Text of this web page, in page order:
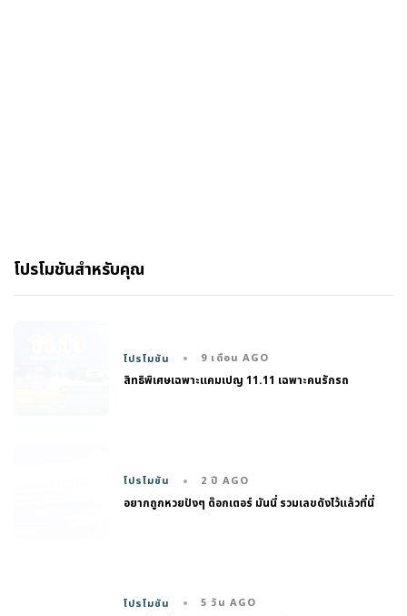
โปรโมชันสำหรับคุณ
โปรโมชัน 9 เดือน AGO
สิทธิพิเศษเฉพาะแคมเปญ 11.11 เฉพาะคนรักรถ
โปรโมชัน 2 ปี AGO
อยากถูกหวยปังๆ ด๊อกเตอร์ มันนี่ รวมเลขดังไว้แล้วที่นี่
โปรโมชัน 5 วัน AGO